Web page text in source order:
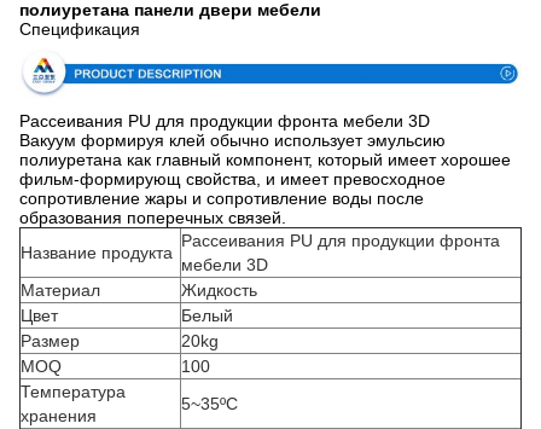
полиуретана панели двери мебели
Спецификация
Рассеивания PU для продукции фронта мебели 3D
Вакуум формируя клей обычно использует эмульсию
полиуретана как главный компонент, который имеет хорошее
фильм-формирующ свойства, и имеет превосходное
сопротивление жары и сопротивление воды после
образования поперечных связей.
Название продукта
Рассеивания PU для продукции фронта
мебели 3D
Материал
Жидкость
Цвет
Белый
Размер
20kg
MOQ
100
Температура
хранения
5~35ºC